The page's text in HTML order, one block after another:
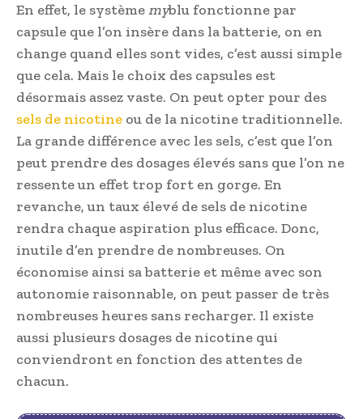
En effet, le systèmemyblu fonctionne par
capsule que l’on insère dans la batterie, on en
change quand elles sont vides, c’est aussi simple
que cela. Mais le choix des capsules est
désormais assez vaste. On peut opter pour des
sels de nicotine ou de la nicotine traditionnelle.
La grande différence avec les sels, c’est que l’on
peut prendre des dosages élevés sans que l’on ne
ressente un effet trop fort en gorge. En
revanche, un taux élevé de sels de nicotine
rendra chaque aspiration plus efficace. Donc,
inutile d’en prendre de nombreuses. On
économise ainsi sa batterie et même avec son
autonomie raisonnable, on peut passer de très
nombreuses heures sans recharger. Il existe
aussi plusieurs dosages de nicotine qui
conviendront en fonction des attentes de
chacun.